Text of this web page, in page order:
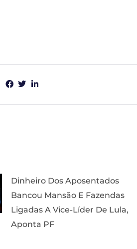
Dinheiro Dos Aposentados
Bancou Mansão E Fazendas
Ligadas A Vice-Líder De Lula,
Aponta PF